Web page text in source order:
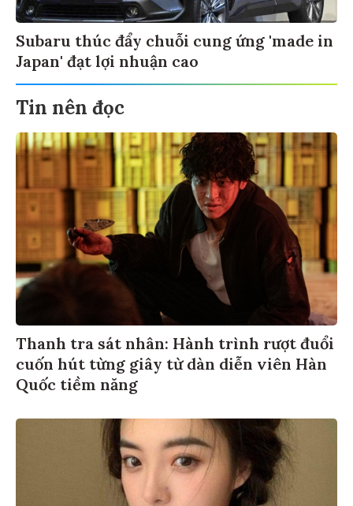
Subaru thúc đẩy chuỗi cung ứng 'made in
Japan' đạt lợi nhuận cao
Tin nên đọc
Thanh tra sát nhân: Hành trình rượt đuổi
cuốn hút từng giây từ dàn diễn viên Hàn
Quốc tiềm năng